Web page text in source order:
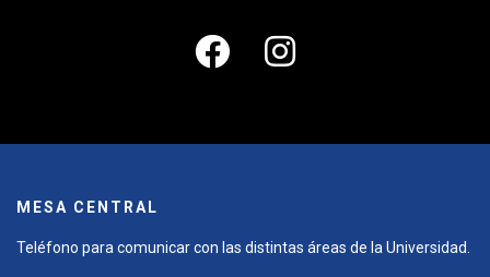
MESA CENTRAL
Teléfono para comunicar con las distintas áreas de la Universidad.